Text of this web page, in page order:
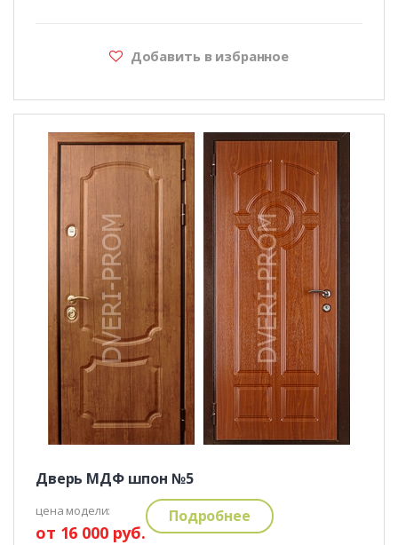
Добавить в избранное
Дверь МДФ шпон №5
цена модели:
от 16 000 руб.
Подробнее